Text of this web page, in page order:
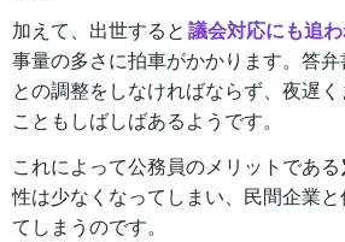
加えて、出世すると 議会対応にも追
事量の多さに拍車がかかります。答
との調整をしなければならず、夜遅
こともしばしばあるようです。
これによって公務員のメリットである
性は少なくなってしまい、民間企業
てしまうのです。